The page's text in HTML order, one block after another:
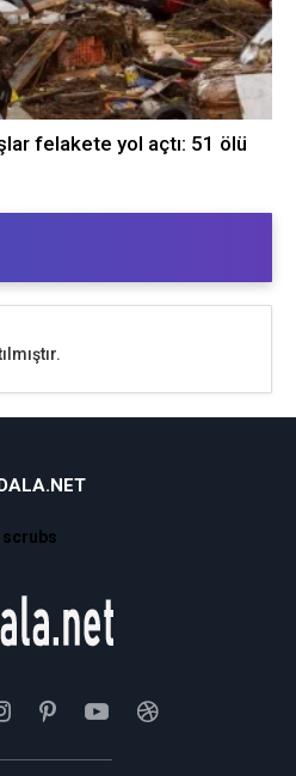
felakete yol açtı: 51 ölü
scrubs